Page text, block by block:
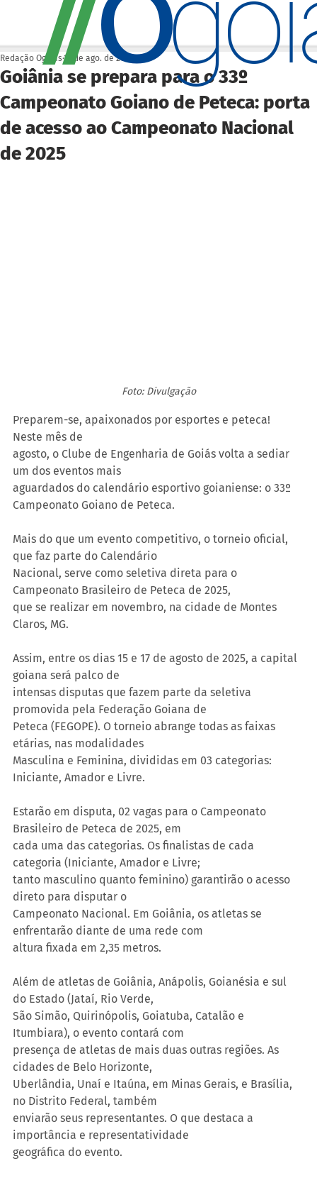
Goiânia se prepara para o 33º
Campeonato Goiano de Peteca: porta
de acesso ao Campeonato Nacional
de 2025
Redação Ogoiás 13 de ago. de 2025
Foto: Divulgação
Preparem-se, apaixonados por esportes e peteca!
Neste mês de
agosto, o Clube de Engenharia de Goiás volta a sediar
um dos eventos mais
aguardados do calendário esportivo goianiense: o 33º
Campeonato Goiano de Peteca.
Mais do que um evento competitivo, o torneio oficial,
que faz parte do Calendário
Nacional, serve como seletiva direta para o
Campeonato Brasileiro de Peteca de 2025,
que se realizar em novembro, na cidade de Montes
Claros, MG.
Assim, entre os dias 15 e 17 de agosto de 2025, a capital
goiana será palco de
intensas disputas que fazem parte da seletiva
promovida pela Federação Goiana de
Peteca (FEGOPE). O torneio abrange todas as faixas
etárias, nas modalidades
Masculina e Feminina, divididas em 03 categorias:
Iniciante, Amador e Livre.
Estarão em disputa, 02 vagas para o Campeonato
Brasileiro de Peteca de 2025, em
cada uma das categorias. Os finalistas de cada
categoria (Iniciante, Amador e Livre;
tanto masculino quanto feminino) garantirão o acesso
direto para disputar o
Campeonato Nacional. Em Goiânia, os atletas se
enfrentarão diante de uma rede com
altura fixada em 2,35 metros.
Além de atletas de Goiânia, Anápolis, Goianésia e sul
do Estado (Jataí, Rio Verde,
São Simão, Quirinópolis, Goiatuba, Catalão e
Itumbiara), o evento contará com
presença de atletas de mais duas outras regiões. As
cidades de Belo Horizonte,
Uberlândia, Unaí e Itaúna, em Minas Gerais, e Brasília,
no Distrito Federal, também
enviarão seus representantes. O que destaca a
importância e representatividade
geográfica do evento.